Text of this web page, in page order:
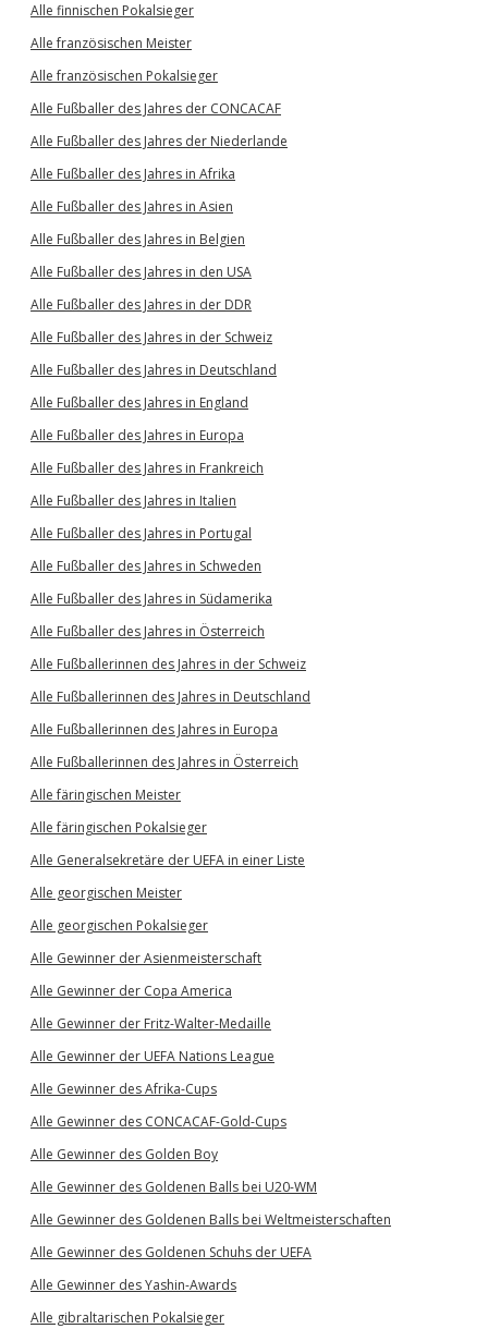
Alle finnischen Pokalsieger
Alle französischen Meister
Alle französischen Pokalsieger
Alle Fußballer des Jahres der CONCACAF
Alle Fußballer des Jahres der Niederlande
Alle Fußballer des Jahres in Afrika
Alle Fußballer des Jahres in Asien
Alle Fußballer des Jahres in Belgien
Alle Fußballer des Jahres in den USA
Alle Fußballer des Jahres in der DDR
Alle Fußballer des Jahres in der Schweiz
Alle Fußballer des Jahres in Deutschland
Alle Fußballer des Jahres in England
Alle Fußballer des Jahres in Europa
Alle Fußballer des Jahres in Frankreich
Alle Fußballer des Jahres in Italien
Alle Fußballer des Jahres in Portugal
Alle Fußballer des Jahres in Schweden
Alle Fußballer des Jahres in Südamerika
Alle Fußballer des Jahres in Österreich
Alle Fußballerinnen des Jahres in der Schweiz
Alle Fußballerinnen des Jahres in Deutschland
Alle Fußballerinnen des Jahres in Europa
Alle Fußballerinnen des Jahres in Österreich
Alle färingischen Meister
Alle färingischen Pokalsieger
Alle Generalsekretäre der UEFA in einer Liste
Alle georgischen Meister
Alle georgischen Pokalsieger
Alle Gewinner der Asienmeisterschaft
Alle Gewinner der Copa America
Alle Gewinner der Fritz-Walter-Medaille
Alle Gewinner der UEFA Nations League
Alle Gewinner des Afrika-Cups
Alle Gewinner des CONCACAF-Gold-Cups
Alle Gewinner des Golden Boy
Alle Gewinner des Goldenen Balls bei U20-WM
Alle Gewinner des Goldenen Balls bei Weltmeisterschaften
Alle Gewinner des Goldenen Schuhs der UEFA
Alle Gewinner des Yashin-Awards
Alle gibraltarischen Pokalsieger